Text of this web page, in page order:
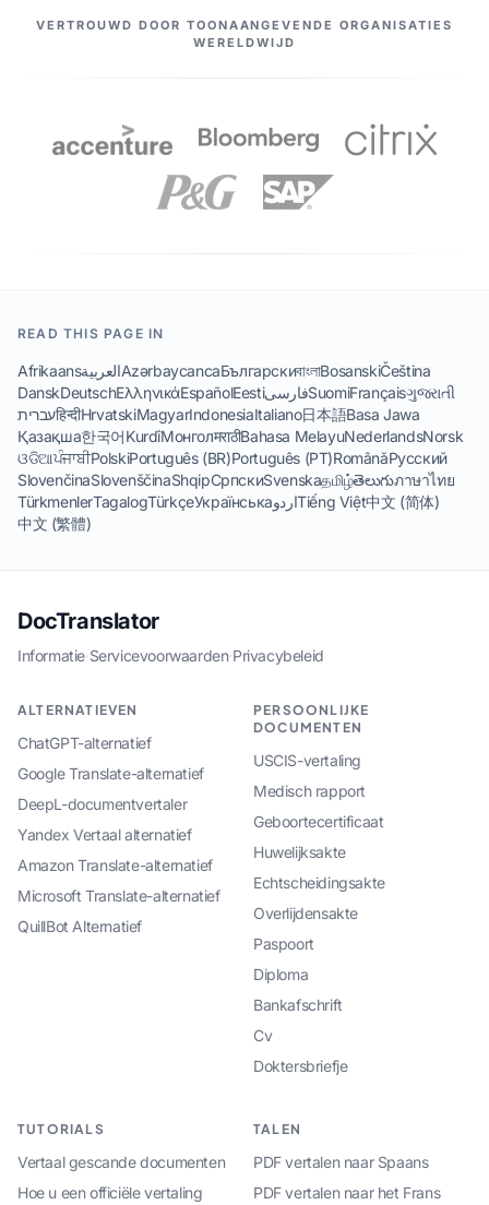
ONZE PARTNERS
VERTROUWD DOOR TOONAANGEVENDE ORGANISATIES
WERELDWIJD
READ THIS PAGE IN
AfrikaansالعربيةAzərbaycancaБългарскиবাংলাBosanskiČeština
DanskDeutschΕλληνικάEspañolEestiفارسیSuomiFrançaisગુજરાતી
עבריתहिन्दीHrvatskiMagyarIndonesiaItaliano日本語Basa Jawa
Қазақша한국어KurdîМонголमराठीBahasa MelayuNederlandsNorsk
ଓଡିଆਪੰਜਾਬੀPolskiPortuguês (BR)Português (PT)RomânăРусский
SlovenčinaSlovenščinaShqipСрпскиSvenskaதமிழ்తెలుగుภาษาไทย
TürkmenlerTagalogTürkçeУкраїнськаاردوTiếng Việt中文 (简体)
中文 (繁體)
DocTranslator
Informatie·Servicevoorwaarden·Privacybeleid
ALTERNATIEVEN
ChatGPT-alternatief
Google Translate-alternatief
DeepL-documentvertaler
Yandex Vertaal alternatief
Amazon Translate-alternatief
Microsoft Translate-alternatief
QuillBot Alternatief
PERSOONLIJKE
DOCUMENTEN
USCIS-vertaling
Medisch rapport
Geboortecertificaat
Huwelijksakte
Echtscheidingsakte
Overlijdensakte
Paspoort
Diploma
Bankafschrift
Cv
Doktersbriefje
TUTORIALS
Vertaal gescande documenten
Hoe u een officiële vertaling
TALEN
PDF vertalen naar Spaans
PDF vertalen naar het Frans